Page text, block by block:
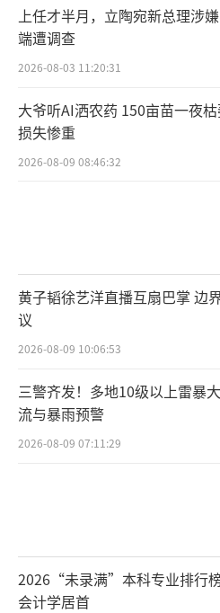
上任才半月，立陶宛新总理涉
端遭调查
2026-08-03 11:20:31
大爷听AI洒农药 150亩苗一夜
损失惨重
2026-08-09 08:46:32
黄子韬徐艺洋直播互扇巴掌 边
议
2026-08-09 10:06:53
三警齐发！多地10级以上雷暴
流与暴雨预警
2026-08-09 07:11:29
2026“未录满”本科专业排行
会计学居首